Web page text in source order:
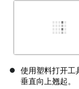
使用塑料打开工
垂直向上翘起。